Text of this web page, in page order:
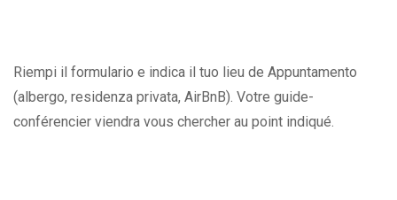
Riempi il formulario e indica il tuo lieu de Appuntamento
(albergo, residenza privata, AirBnB). Votre guide-
conférencier viendra vous chercher au point indiqué.